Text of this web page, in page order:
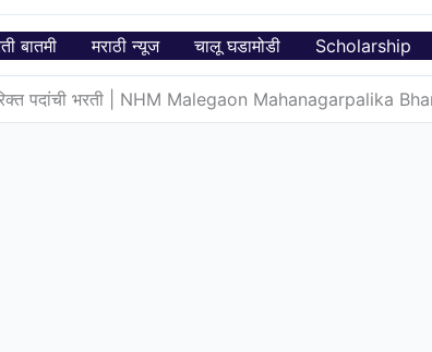
बातमी मराठी न्यूज चालू घडामोडी Scholarship
रिक्त पदांची भरती | NHM Malegaon Mahanagarpalika